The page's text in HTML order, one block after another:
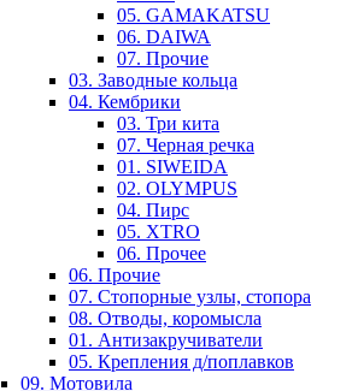
05. GAMAKATSU
06. DAIWA
07. Прочие
03. Заводные кольца
04. Кембрики
03. Три кита
07. Черная речка
01. SIWEIDA
02. OLYMPUS
04. Пирс
05. XTRO
06. Прочее
06. Прочие
07. Стопорные узлы, стопора
08. Отводы, коромысла
01. Антизакручиватели
05. Крепления д/поплавков
09. Мотовила